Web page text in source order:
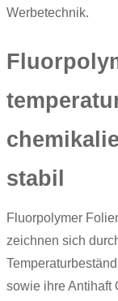
Werbetechnik.
stabil
Fluorpolymer
zeichnen sich
sowie ihre Antihaft